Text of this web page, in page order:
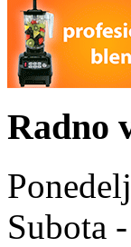
Radno
Subota